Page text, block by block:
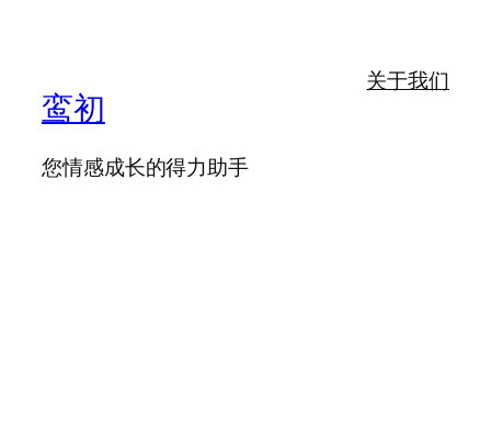
鸾初
您情感成长的得力助手
关于我们